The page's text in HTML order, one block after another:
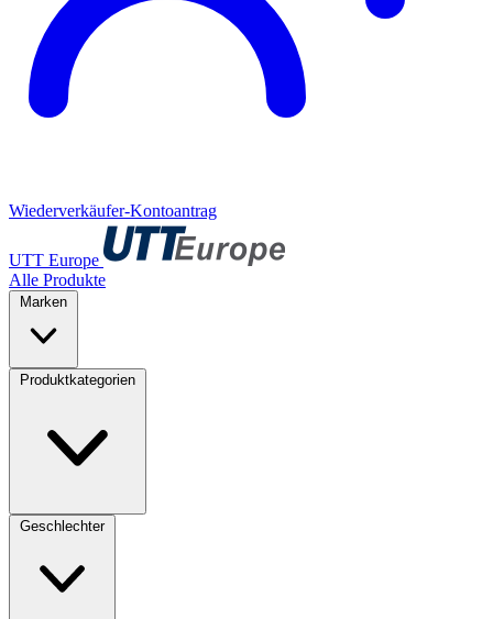
Wiederverkäufer-Kontoantrag
UTT Europe
Alle Produkte
Marken
Produktkategorien
Geschlechter